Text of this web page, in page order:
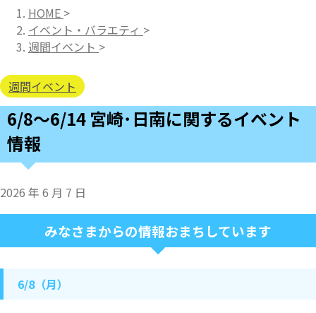
HOME >
イベント・バラエティ >
週間イベント >
週間イベント
6/8〜6/14 宮崎･日南に関するイベント
情報
2026 年 6 月 7 日
みなさまからの情報おまちしています
6/8（月）